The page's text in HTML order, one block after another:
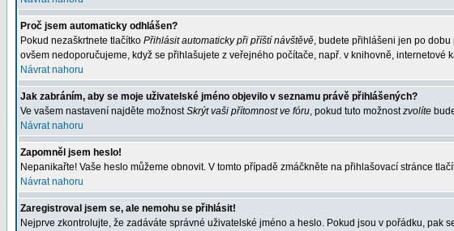
Proč jsem automaticky odhlášen?
Pokud nezaškrtnete tlačítko Přihlásit automaticky při příští návštěvě, budete přihlášeni jen po dobu
ovšem nedoporučujeme, když se přihlašujete z veřejného počítače, např. v knihovně, internetové
Návrat nahoru
Jak zabráním, aby se moje uživatelské jméno objevilo v seznamu právě přihlášených?
Ve vašem nastavení najděte možnostSkrýt vaši přítomnost ve fóru, pokud tuto možnostzvolíte
Návrat nahoru
Zapomněl jsem heslo!
Nepanikařte! Vaše heslo můžeme obnovit. V tomto případě zmáčkněte na přihlašovací stránce
Návrat nahoru
Zaregistroval jsem se, ale nemohu se přihlásit!
Nejprve zkontrolujte, že zadáváte správné uživatelské jméno a heslo. Pokud jsou v pořádku,